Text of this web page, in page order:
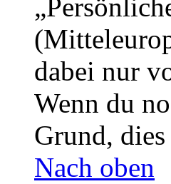
dabei nur
Wenn du
Grund,
Nach oben